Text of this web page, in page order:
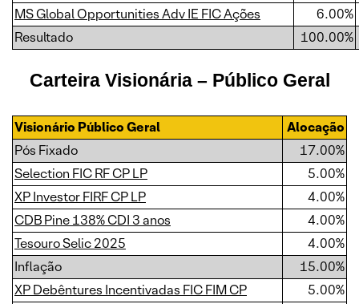
MS Global Opportunities Adv IE FIC Ações
6.00%
Resultado
100.00%
Carteira Visionária – Público Geral
Visionário Público Geral
Alocação
Pós Fixado
17.00%
Selection FIC RF CP LP
5.00%
XP Investor FIRF CP LP
4.00%
CDB Pine 138% CDI 3 anos
4.00%
Tesouro Selic 2025
4.00%
Inflação
15.00%
XP Debêntures Incentivadas FIC FIM CP
5.00%